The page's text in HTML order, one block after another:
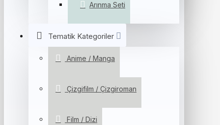
Arınma Seti
Tematik Kategoriler
Anime / Manga
Çizgifilm / Çizgiroman
Film / Dizi